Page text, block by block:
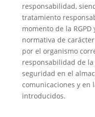
responsabilidad,
tratamiento
momento de la
normativa de
por el organismo
responsabilidad de la
seguridad en el
comunicaciones y en
introducidos.